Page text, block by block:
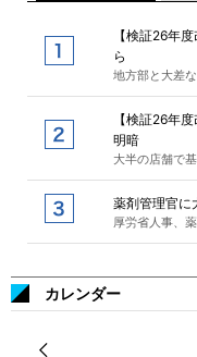
【検証26年
ら
地方部と大差
【検証26年
明暗
大半の店舗で
薬剤管理官に
厚労省人事、
カレンダー